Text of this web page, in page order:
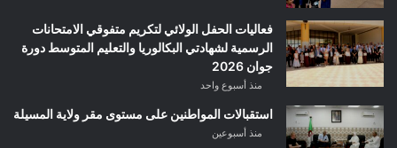
فعاليات الحفل الولائي لتكريم متفوقي الامتحانات
الرسمية لشهادتي البكالوريا والتعليم المتوسط دورة
جوان 2026
منذ أسبوع واحد
استقبالات المواطنين على مستوى مقر ولاية المسيلة
منذ أسبوعين